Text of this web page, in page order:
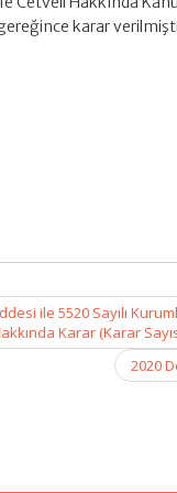
karar
ile 5520 Sayılı
Karar (Karar
2020